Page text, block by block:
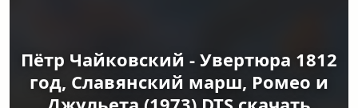
Пётр Чайковский - Увертюра 1812
год, Славянский марш, Ромео и